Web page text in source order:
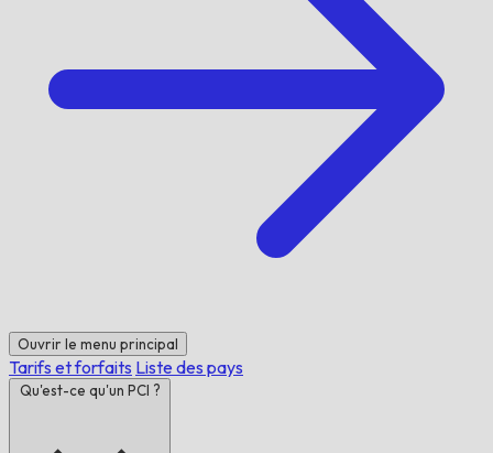
Ouvrir le menu principal
Tarifs et forfaits Liste des pays
Qu'est-ce qu'un PCI ?